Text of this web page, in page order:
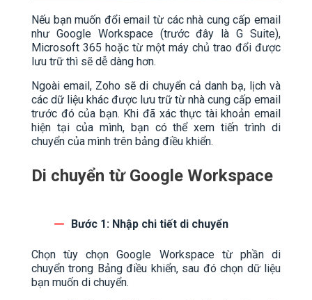
Nếu bạn muốn đổi email từ các nhà cung cấp email
như Google Workspace (trước đây là G Suite),
Microsoft 365 hoặc từ một máy chủ trao đổi được
lưu trữ thì sẽ dễ dàng hơn.
Ngoài email, Zoho sẽ di chuyển cả danh bạ, lịch và
các dữ liệu khác được lưu trữ từ nhà cung cấp email
trước đó của bạn. Khi đã xác thực tài khoản email
hiện tại của mình, bạn có thể xem tiến trình di
chuyển của mình trên bảng điều khiển.
Di chuyển từ Google Workspace
Bước 1: Nhập chi tiết di chuyển
Chọn tùy chọn Google Workspace từ phần di
chuyển trong Bảng điều khiển, sau đó chọn dữ liệu
bạn muốn di chuyển.